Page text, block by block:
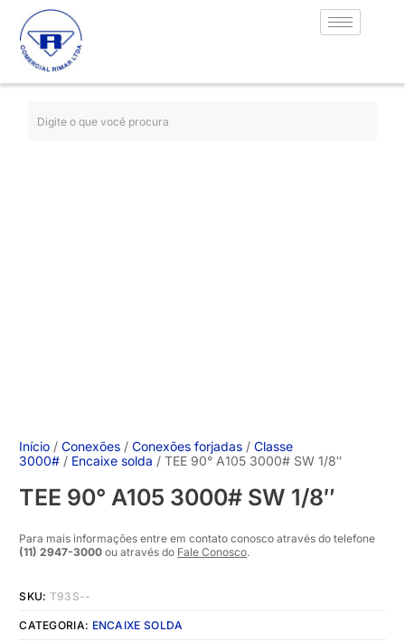
Início /Conexões /Conexões forjadas /Classe
3000# / Encaixe solda / TEE 90° A105 3000# SW 1/8″
TEE 90° A105 3000# SW 1/8″
Para mais informações entre em contato conosco através do telefone
(11) 2947-3000 ou através do Fale Conosco.
SKU: T93S--
CATEGORIA: ENCAIXE SOLDA